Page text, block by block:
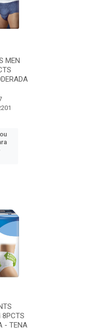
MEN
8PCTS
- TENA